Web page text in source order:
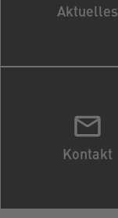
Aktuelles
Kontakt